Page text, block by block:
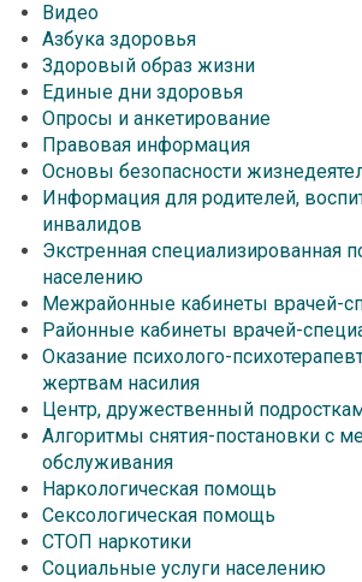
Видео
Азбука здоровья
Здоровый образ жизни
Единые дни здоровья
Опросы и анкетирование
Правовая информация
Основы безопасности
Информация для родителей,
инвалидов
Экстренная специализированная
населению
Межрайонные кабинеты врачей-
Районные кабинеты врачей-
Оказание психолого-
жертвам насилия
Центр, дружественный
Алгоритмы снятия-постановки с
обслуживания
Наркологическая помощь
Сексологическая помощь
СТОП наркотики
Социальные услуги населению